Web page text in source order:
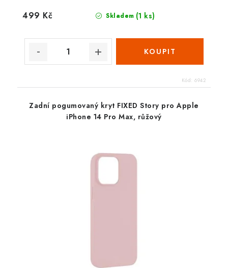
Skladem (1 ks)
499 Kč
Kód: 6942
Zadní pogumovaný kryt FIXED Story pro Apple
iPhone 14 Pro Max, růžový